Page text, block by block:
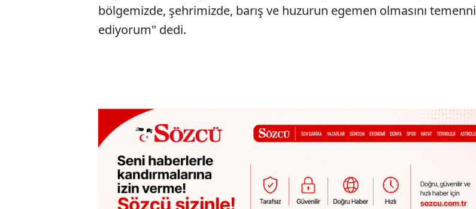
bölgemizde, şehrimizde, barış ve huzurun egemen olmasını temenni
ediyorum" dedi.